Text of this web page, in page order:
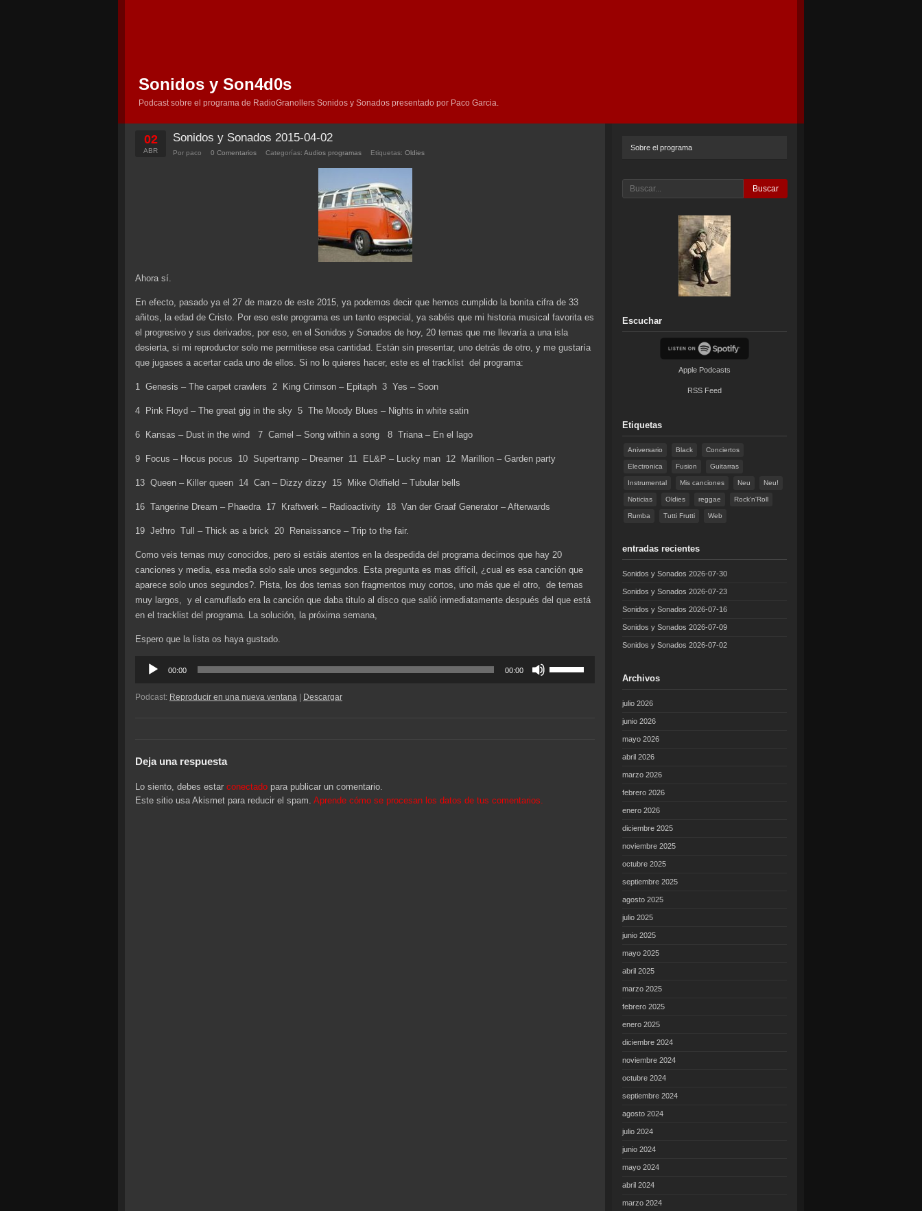
Sonidos y Son4d0s
Podcast sobre el programa de RadioGranollers Sonidos y Sonados presentado por Paco Garcia.
02
ABR
Sonidos y Sonados 2015-04-02
Por paco 0 Comentarios Categorías: Audios programas Etiquetas: Oldies
Ahora sí.
En efecto, pasado ya el 27 de marzo de este 2015, ya podemos decir que hemos cumplido la bonita cifra de 33
añitos, la edad de Cristo. Por eso este programa es un tanto especial, ya sabéis que mi historia musical favorita es
el progresivo y sus derivados, por eso, en el Sonidos y Sonados de hoy, 20 temas que me llevaría a una isla
desierta, si mi reproductor solo me permitiese esa cantidad. Están sin presentar, uno detrás de otro, y me gustaría
que jugases a acertar cada uno de ellos. Si no lo quieres hacer, este es el tracklist del programa:
1 Genesis – The carpet crawlers 2 King Crimson – Epitaph 3 Yes – Soon
4 Pink Floyd – The great gig in the sky 5 The Moody Blues – Nights in white satin
6 Kansas – Dust in the wind 7 Camel – Song within a song 8 Triana – En el lago
9 Focus – Hocus pocus 10 Supertramp – Dreamer 11 EL&P – Lucky man 12 Marillion – Garden party
13 Queen – Killer queen 14 Can – Dizzy dizzy 15 Mike Oldfield – Tubular bells
16 Tangerine Dream – Phaedra 17 Kraftwerk – Radioactivity 18 Van der Graaf Generator – Afterwards
19 Jethro Tull – Thick as a brick 20 Renaissance – Trip to the fair.
Como veis temas muy conocidos, pero si estáis atentos en la despedida del programa decimos que hay 20
canciones y media, esa media solo sale unos segundos. Esta pregunta es mas difícil, ¿cual es esa canción que
aparece solo unos segundos?. Pista, los dos temas son fragmentos muy cortos, uno más que el otro, de temas
muy largos, y el camuflado era la canción que daba titulo al disco que salió inmediatamente después del que está
en el tracklist del programa. La solución, la próxima semana,
Espero que la lista os haya gustado.
Reproductor
audio
00:00 00:00
Podcast: Reproducir en una nueva ventana | Descargar
Deja una respuesta
Lo siento, debes estar conectado para publicar un comentario.
Este sitio usa Akismet para reducir el spam. Aprende cómo se procesan los datos de tus comentarios.
Sobre el programa
Buscar
Escuchar
Apple Podcasts
RSS Feed
Etiquetas
Aniversario Black Conciertos
Electronica Fusion Guitarras
Instrumental Mis canciones Neu Neu!
Noticias Oldies reggae Rock'n'Roll
Rumba Tutti Frutti Web
entradas recientes
Sonidos y Sonados 2026-07-30
Sonidos y Sonados 2026-07-23
Sonidos y Sonados 2026-07-16
Sonidos y Sonados 2026-07-09
Sonidos y Sonados 2026-07-02
Archivos
julio 2026
junio 2026
mayo 2026
abril 2026
marzo 2026
febrero 2026
enero 2026
diciembre 2025
noviembre 2025
octubre 2025
septiembre 2025
agosto 2025
julio 2025
junio 2025
mayo 2025
abril 2025
marzo 2025
febrero 2025
enero 2025
diciembre 2024
noviembre 2024
octubre 2024
septiembre 2024
agosto 2024
julio 2024
junio 2024
mayo 2024
abril 2024
marzo 2024